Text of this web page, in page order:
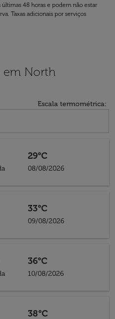
48 horas e podem não estar
Taxas adicionais por serviços
em North
Escala termométrica:
29°C
08/08/2026
33°C
09/08/2026
36°C
10/08/2026
38°C